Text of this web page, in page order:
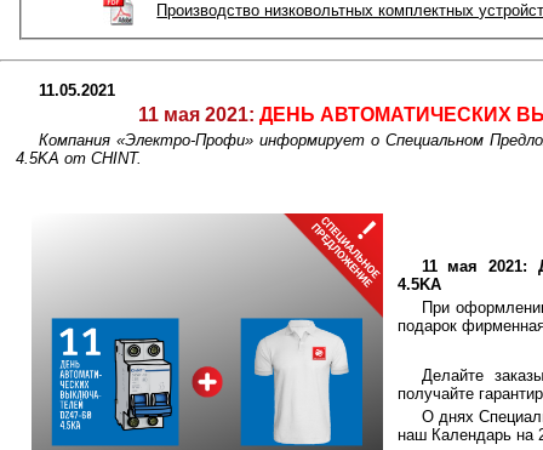
Производство низковольтных комплектных
11.05.2021
11 мая 2021: ДЕНЬ АВТОМАТИЧЕСКИХ
Компания «Электро-Профи» информирует о Специальном
4.5KA от CHINT.
11 мая 2021:
4.5KA
При
подарок
Делайте
получайте
О днях
наш Календарь на